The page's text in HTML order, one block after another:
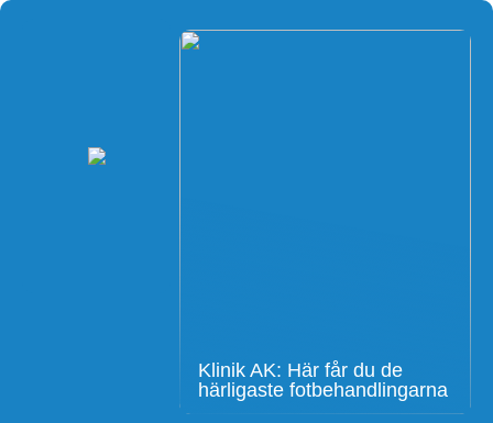
Klinik AK: Här får du de
härligaste fotbehandlingarna